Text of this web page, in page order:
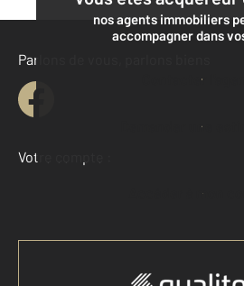
nos agents immobiliers
accompagner dans
Contacter
Demander une
Parlons de vous, parlons biens
Votre compte :
Accéder à mon